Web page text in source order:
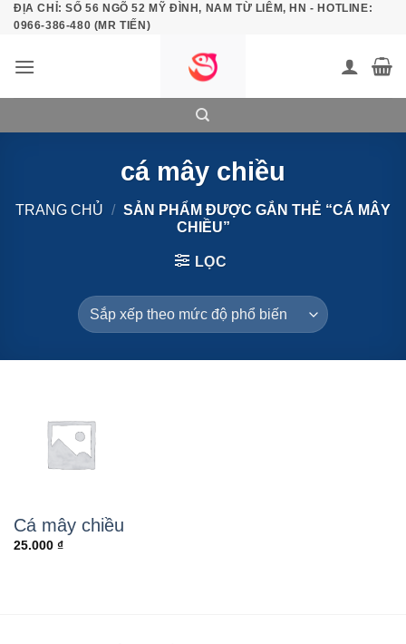
Bỏ
qua
dung
ĐỊA CHỈ: SỐ 56 NGÕ 52 MỸ ĐÌNH, NAM TỪ LIÊM, HN - HOTLINE:
0966-386-480 (MR TIẾN)
cá mây chiều
TRANG CHỦ / SẢN PHẨM ĐƯỢC GẮN THẺ “CÁ MÂY
CHIỀU”
LỌC
Cá mây chiều
25.000 ₫